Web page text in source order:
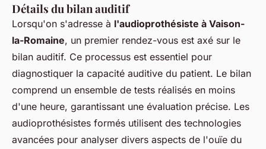
Détails du bilan auditif
Lorsqu'on s'adresse à l'audioprothésiste à Vaison-
la-Romaine, un premier rendez-vous est axé sur le
bilan auditif. Ce processus est essentiel pour
diagnostiquer la capacité auditive du patient. Le bilan
comprend un ensemble de tests réalisés en moins
d'une heure, garantissant une évaluation précise. Les
audioprothésistes formés utilisent des technologies
avancées pour analyser divers aspects de l'ouïe du